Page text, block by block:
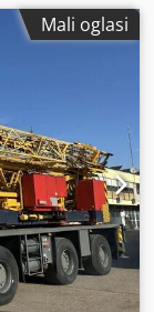
me
Mali oglasi